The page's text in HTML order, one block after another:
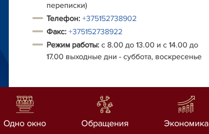
переписки)
Телефон: +375152738902
Факс: +375152738922
Режим работы: с 8.00 до 13.00 и с 14.00 до
17.00 выходные дни - суббота, воскресенье
Одно окно Обращения Экономика